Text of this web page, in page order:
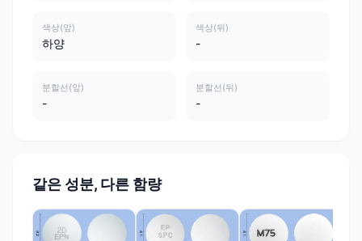
색상(앞)
하양
색상(뒤)
-
분할선(앞)
-
분할선(뒤)
-
같은 성분, 다른 함량